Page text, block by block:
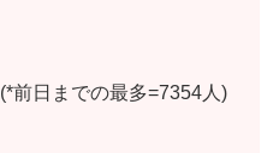
(*前日までの最多=7354人)